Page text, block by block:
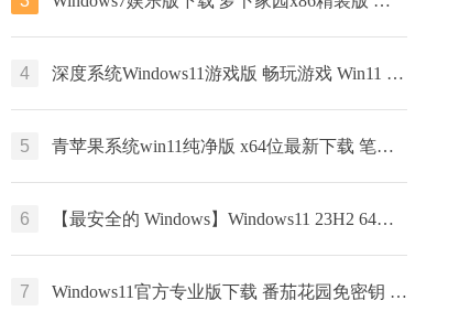
4 深度系统Windows11游戏版 畅玩游戏 Win11 ghost系统 ISO镜像 X64位系统下载
5 青苹果系统win11纯净版 x64位最新下载 笔记本专用下载 ghost系统
6 【最安全的 Windows】Windows11 23H2 64位 最新企业版
7 Windows11官方专业版下载 番茄花园免密钥 GHOST镜像下载 笔记本专用